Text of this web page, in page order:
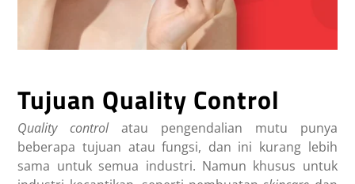
Tujuan Quality Control
Quality controlatau pengendalian mutu punya
beberapa tujuan atau fungsi, dan ini kurang lebih
sama untuk semua industri. Namun khusus untuk